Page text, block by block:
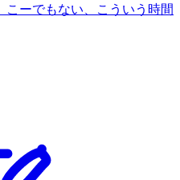
ーでもない、こういう時間